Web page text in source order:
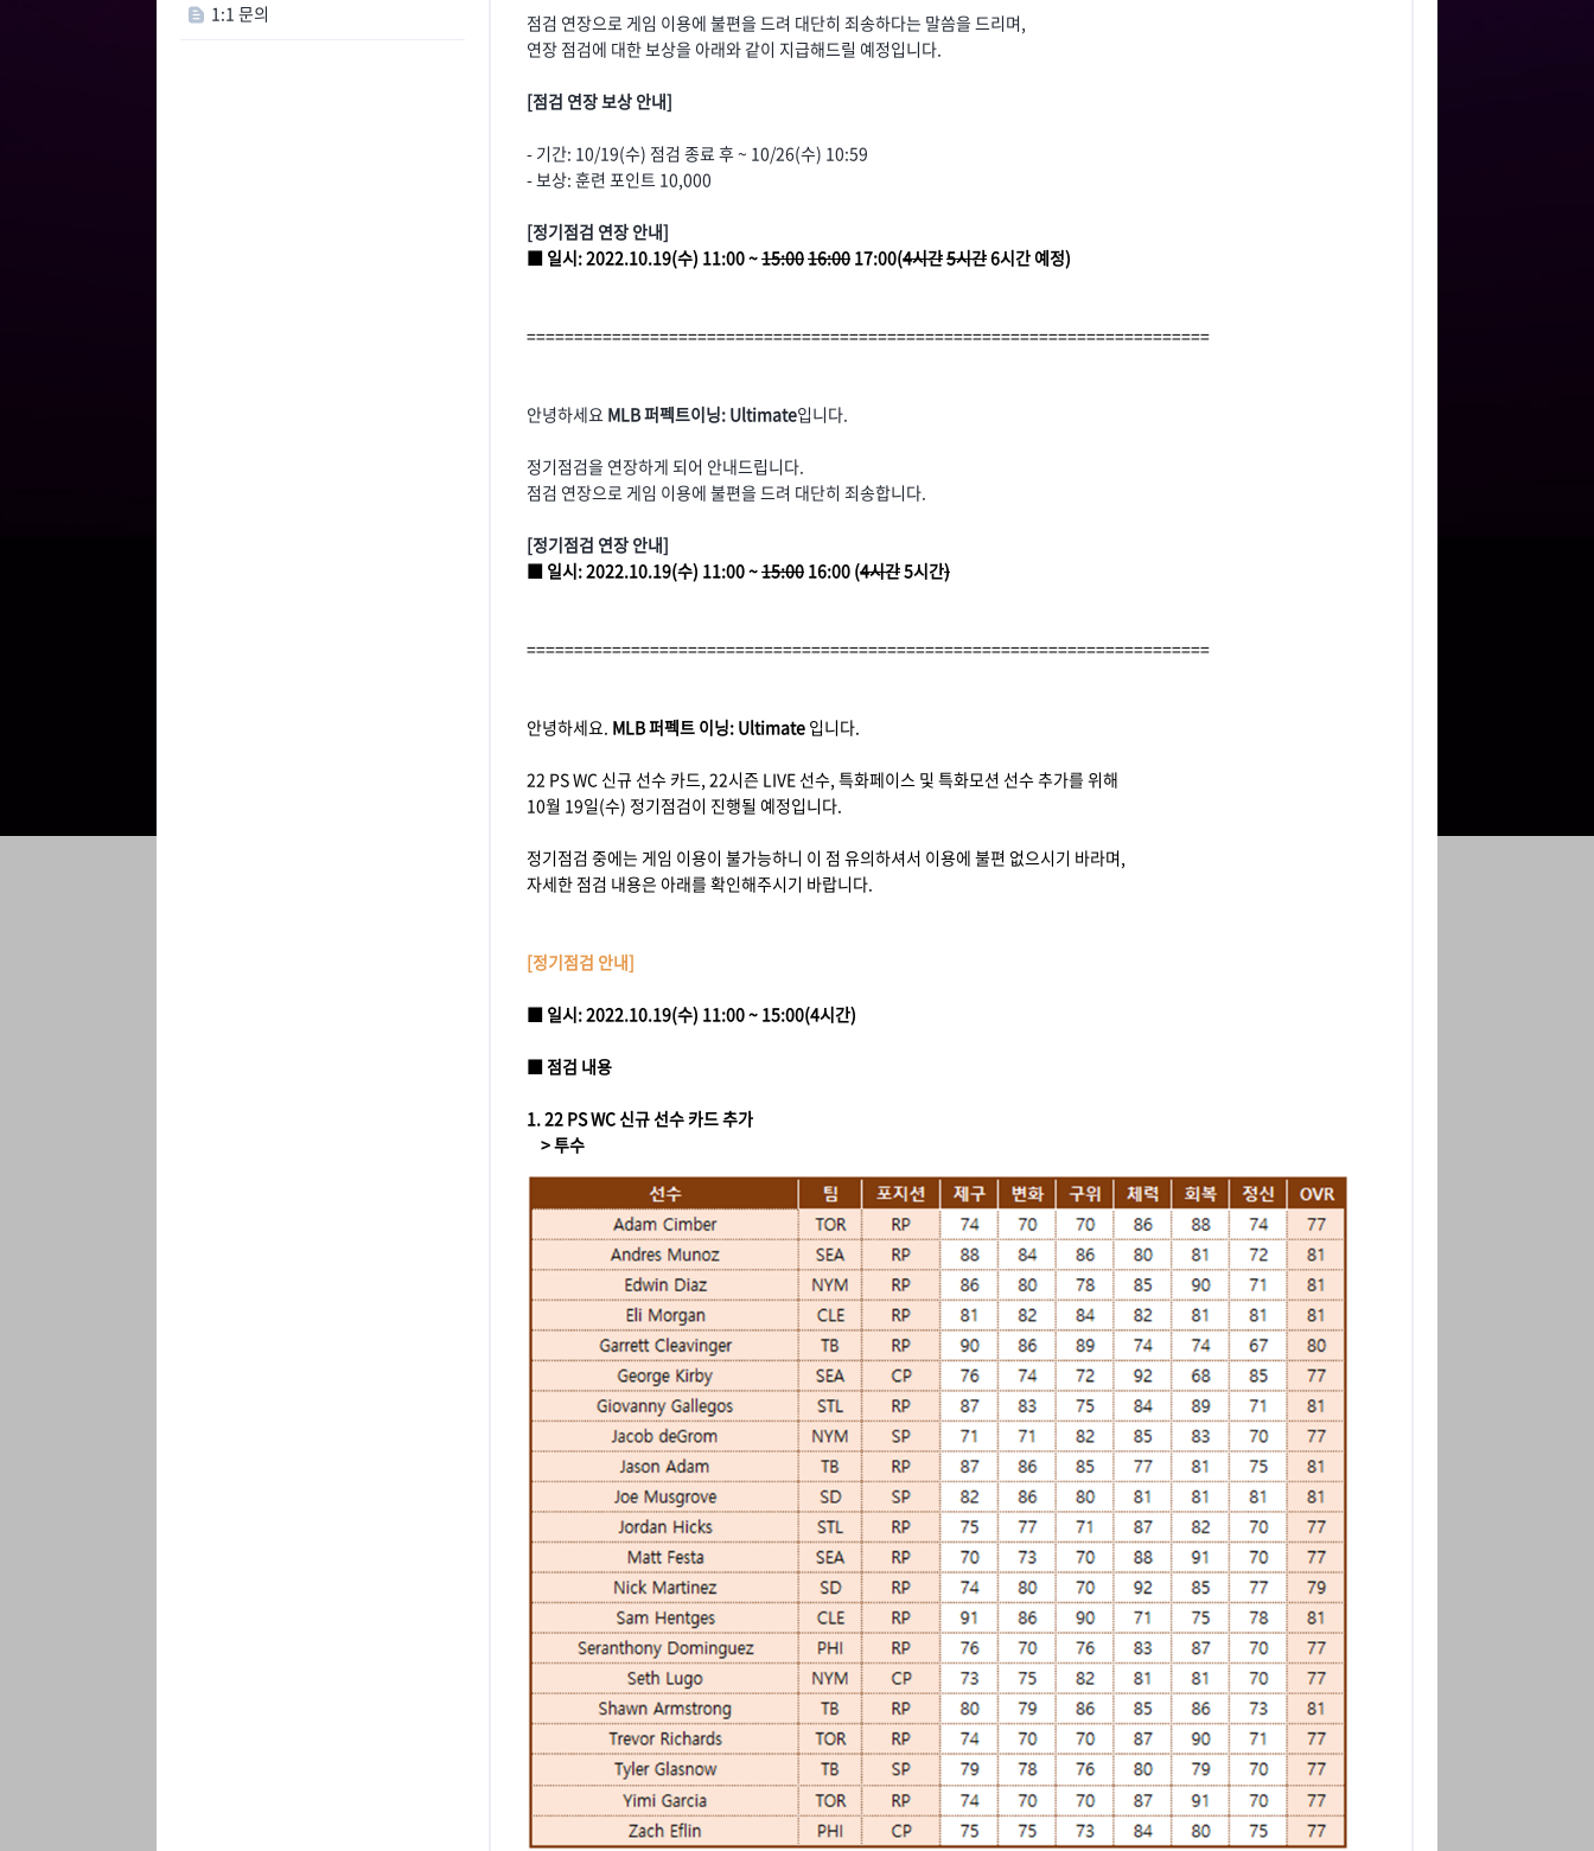
1:1 문의
점검 연장으로 게임 이용에 불편을 드려 대단히 죄송하다는 말씀을 드리며,
연장 점검에 대한 보상을 아래와 같이 지급해드릴 예정입니다.
[점검 연장 보상 안내]
- 기간: 10/19(수) 점검 종료 후 ~ 10/26(수) 10:59
- 보상: 훈련 포인트 10,000
[정기점검 연장 안내]
■ 일시: 2022.10.19(수) 11:00 ~15:0016:00 17:00(4시간5시간6시간 예정)
========================================================================
안녕하세요 MLB 퍼펙트이닝: Ultimate입니다.
정기점검을 연장하게 되어 안내드립니다.
점검 연장으로 게임 이용에 불편을 드려 대단히 죄송합니다.
[정기점검 연장 안내]
■ 일시: 2022.10.19(수) 11:00 ~15:00 16:00 (4시간5시간)
========================================================================
안녕하세요. MLB 퍼펙트 이닝: Ultimate 입니다.
22 PS WC 신규 선수 카드, 22시즌 LIVE 선수, 특화페이스 및 특화모션 선수 추가를 위해
10월 19일(수) 정기점검이 진행될 예정입니다.
정기점검 중에는 게임 이용이 불가능하니 이 점 유의하셔서 이용에 불편 없으시기 바라며,
자세한 점검 내용은 아래를 확인해주시기 바랍니다.
[정기점검 안내]
■ 일시: 2022.10.19(수) 11:00 ~ 15:00(4시간)
■ 점검 내용
1. 22 PS WC 신규 선수 카드 추가
> 투수